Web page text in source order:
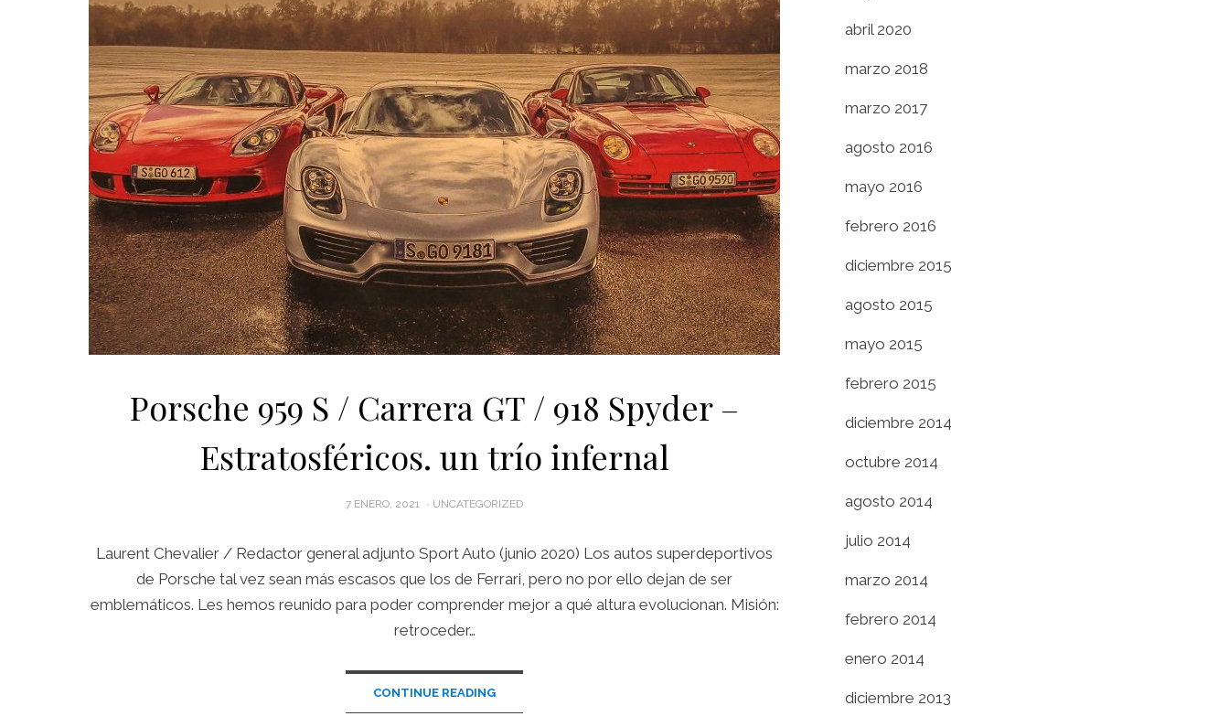
Porsche 959 S / Carrera GT / 918 Spyder –
Estratosféricos. un trío infernal
POSTED
7 ENERO, 2021 UNCATEGORIZED
Laurent Chevalier / Redactor general adjunto Sport Auto (junio 2020) Los autos superdeportivos
de Porsche tal vez sean más escasos que los de Ferrari, pero no por ello dejan de ser
emblemáticos. Les hemos reunido para poder comprender mejor a qué altura evolucionan. Misión:
retroceder…
CONTINUE READING
abril 2020
marzo 2018
marzo 2017
agosto 2016
mayo 2016
febrero 2016
diciembre 2015
agosto 2015
mayo 2015
febrero 2015
diciembre 2014
octubre 2014
agosto 2014
julio 2014
marzo 2014
febrero 2014
enero 2014
diciembre 2013